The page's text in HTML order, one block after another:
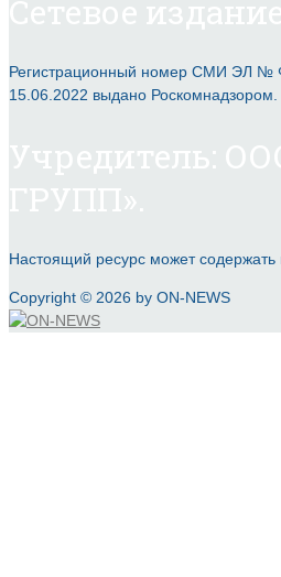
Регистрационный номер СМИ ЭЛ №
15.06.2022 выдано Роскомнадзором.
Настоящий ресурс может
Copyright © 2026 by ON-NEWS